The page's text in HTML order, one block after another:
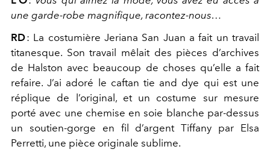
une garde-robe magnifique, racontez-nous…
RD: La costumière Jeriana San Juan a fait un travail
titanesque. Son travail mêlait des pièces d’archives
de Halston avec beaucoup de choses qu’elle a fait
refaire. J’ai adoré le caftan tie and dye qui est une
réplique de l’original, et un costume sur mesure
porté avec une chemise en soie blanche par-dessus
un soutien-gorge en fil d’argent Tiffany par Elsa
Perretti, une pièce originale sublime.